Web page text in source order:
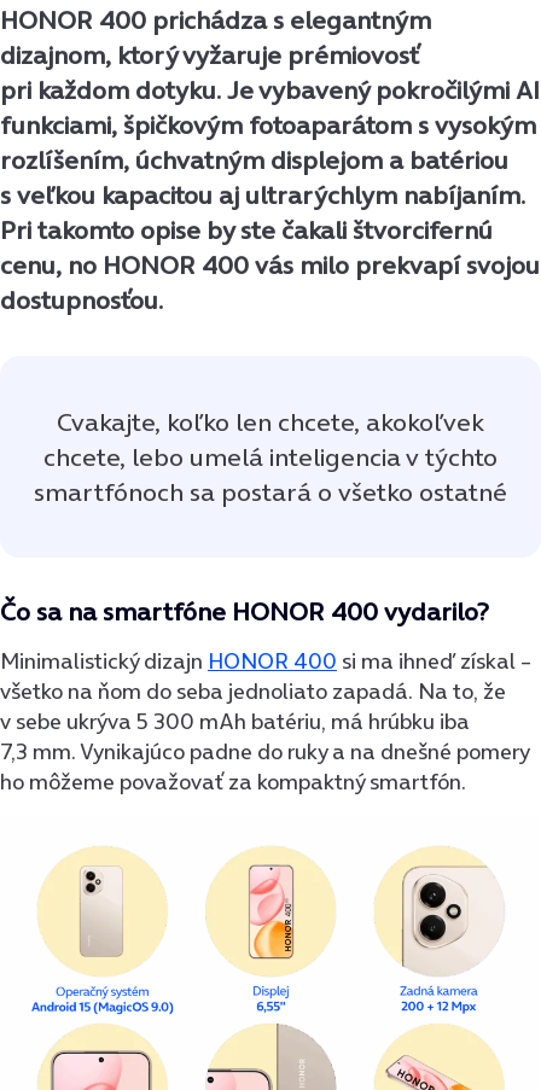
HONOR 400 prichádza s elegantným
dizajnom, ktorý vyžaruje prémiovosť
pri každom dotyku. Je vybavený pokročilými AI
funkciami, špičkovým fotoaparátom s vysokým
rozlíšením, úchvatným displejom a batériou
s veľkou kapacitou aj ultrarýchlym nabíjaním.
Pri takomto opise by ste čakali štvorcifernú
cenu, no HONOR 400 vás milo prekvapí svojou
dostupnosťou.
Cvakajte, koľko len chcete, akokoľvek
chcete, lebo umelá inteligencia v týchto
smartfónoch sa postará o všetko ostatné
Čo sa na smartfóne HONOR 400 vydarilo?
Minimalistický dizajn HONOR 400 si ma ihneď získal –
všetko na ňom do seba jednoliato zapadá. Na to, že
v sebe ukrýva 5 300 mAh batériu, má hrúbku iba
7,3 mm. Vynikajúco padne do ruky a na dnešné pomery
ho môžeme považovať za kompaktný smartfón.